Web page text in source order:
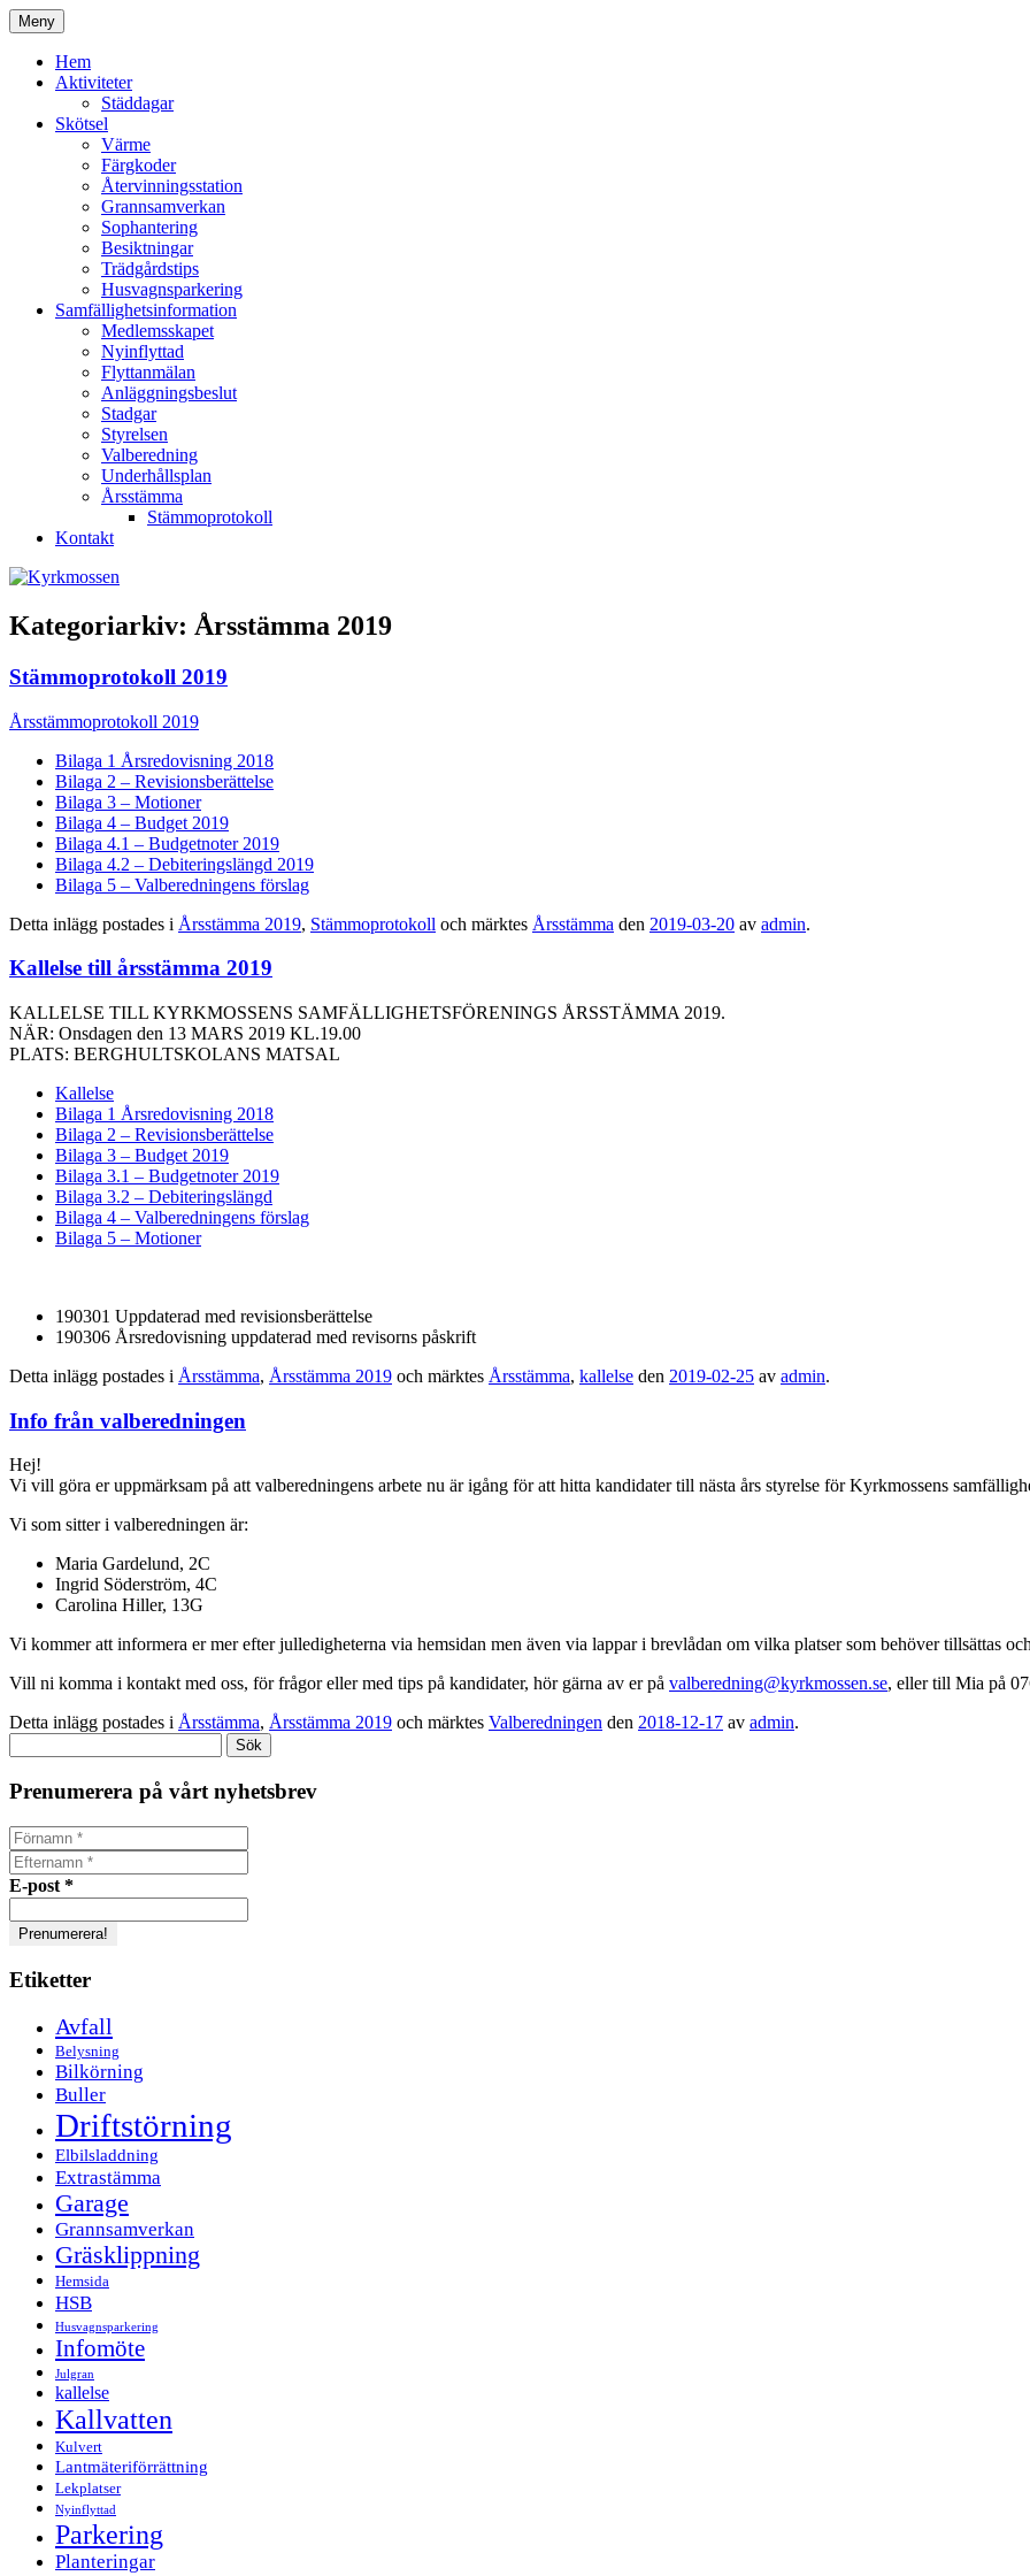
Hoppa
till
innehåll
Kyrkmossen
Meny
Hem
Aktiviteter
Städdagar
Skötsel
Värme
Färgkoder
Återvinningsstation
Grannsamverkan
Sophantering
Besiktningar
Trädgårdstips
Husvagnsparkering
Samfällighetsinformation
Medlemsskapet
Nyinflyttad
Flyttanmälan
Anläggningsbeslut
Stadgar
Styrelsen
Valberedning
Underhållsplan
Årsstämma
Stämmoprotokoll
Kontakt
Kategoriarkiv: Årsstämma 2019
Stämmoprotokoll 2019
Årsstämmoprotokoll 2019
Bilaga 1 Årsredovisning 2018
Bilaga 2 – Revisionsberättelse
Bilaga 3 – Motioner
Bilaga 4 – Budget 2019
Bilaga 4.1 – Budgetnoter 2019
Bilaga 4.2 – Debiteringslängd 2019
Bilaga 5 – Valberedningens förslag
Detta inlägg postades i Årsstämma 2019, Stämmoprotokoll och märktes Årsstämma den 2019-03-20 av admin.
Kallelse till årsstämma 2019
KALLELSE TILL KYRKMOSSENS SAMFÄLLIGHETSFÖRENINGS ÅRSSTÄMMA 2019.
NÄR: Onsdagen den 13 MARS 2019 KL.19.00
PLATS: BERGHULTSKOLANS MATSAL
Kallelse
Bilaga 1 Årsredovisning 2018
Bilaga 2 – Revisionsberättelse
Bilaga 3 – Budget 2019
Bilaga 3.1 – Budgetnoter 2019
Bilaga 3.2 – Debiteringslängd
Bilaga 4 – Valberedningens förslag
Bilaga 5 – Motioner
190301 Uppdaterad med revisionsberättelse
190306 Årsredovisning uppdaterad med revisorns påskrift
Detta inlägg postades i Årsstämma, Årsstämma 2019 och märktes Årsstämma, kallelse den 2019-02-25 av admin.
Info från valberedningen
Hej!
Vi vill göra er uppmärksam på att valberedningens arbete nu är igång för att hitta kandidater till nästa års styrelse för Kyrkmossens
Vi som sitter i valberedningen är:
Maria Gardelund, 2C
Ingrid Söderström, 4C
Carolina Hiller, 13G
Vi kommer att informera er mer efter julledigheterna via hemsidan men även via lappar i brevlådan om vilka platser som behöver tillsättas
Vill ni komma i kontakt med oss, för frågor eller med tips på kandidater, hör gärna av er på valberedning@kyrkmossen.se, eller till Mia på
Detta inlägg postades i Årsstämma, Årsstämma 2019 och märktes Valberedningen den 2018-12-17 av admin.
efter:
Prenumerera på vårt nyhetsbrev
E-post *
Etiketter
Avfall
Belysning
Bilkörning
Buller
Driftstörning
Elbilsladdning
Extrastämma
Garage
Grannsamverkan
Gräsklippning
Hemsida
HSB
Husvagnsparkering
Infomöte
Julgran
kallelse
Kallvatten
Kulvert
Lantmäteriförrättning
Lekplatser
Nyinflyttad
Parkering
Planteringar